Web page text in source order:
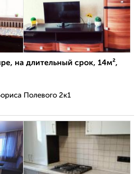
на длительный срок, 14м²,
Полевого 2к1